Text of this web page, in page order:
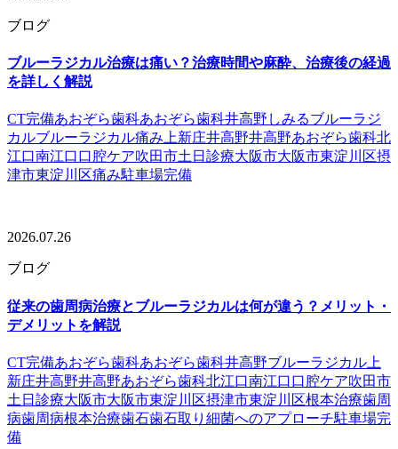
ブログ
ブルーラジカル治療は痛い？治療時間や麻酔、治療後の経過
を詳しく解説
CT完備あおぞら歯科あおぞら歯科井高野 しみるブルーラジ
カルブルーラジカル痛み 上新庄井高野井高野あおぞら歯科北
江口南江口口腔ケア吹田市土日診療大阪市大阪市東淀川区摂
津市東淀川区痛み駐車場完備
2026.07.26
ブログ
従来の歯周病治療とブルーラジカルは何が違う？メリット・
デメリットを解説
CT完備あおぞら歯科あおぞら歯科井高野ブルーラジカル 上
新庄井高野井高野あおぞら歯科北江口南江口口腔ケア吹田市
土日診療大阪市大阪市東淀川区摂津市東淀川区根本治療歯周
病歯周病根本治療歯石歯石取り 細菌へのアプローチ駐車場完
備